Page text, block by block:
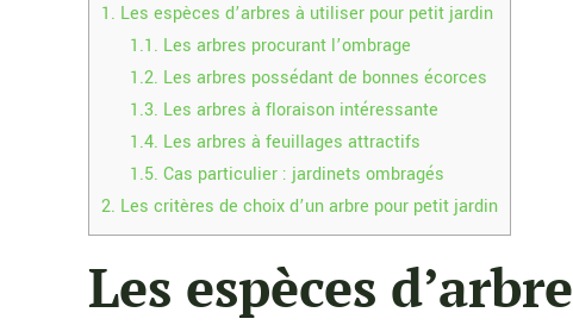
1. Les espèces d’arbres à utiliser pour petit jardin
1.1. Les arbres procurant l’ombrage
1.2. Les arbres possédant de bonnes écorces
1.3. Les arbres à floraison intéressante
1.4. Les arbres à feuillages attractifs
1.5. Cas particulier : jardinets ombragés
2. Les critères de choix d’un arbre pour petit jardin
Les espèces